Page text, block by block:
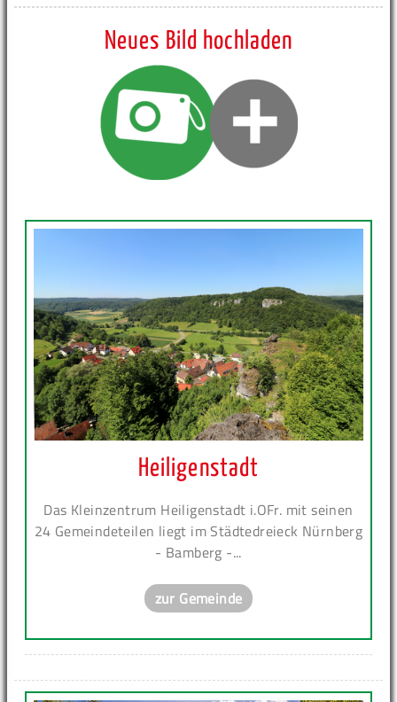
Neues Bild hochladen
Heiligenstadt
Das Kleinzentrum Heiligenstadt i.OFr. mit seinen
24 Gemeindeteilen liegt im Städtedreieck Nürnberg
- Bamberg -...
zur Gemeinde